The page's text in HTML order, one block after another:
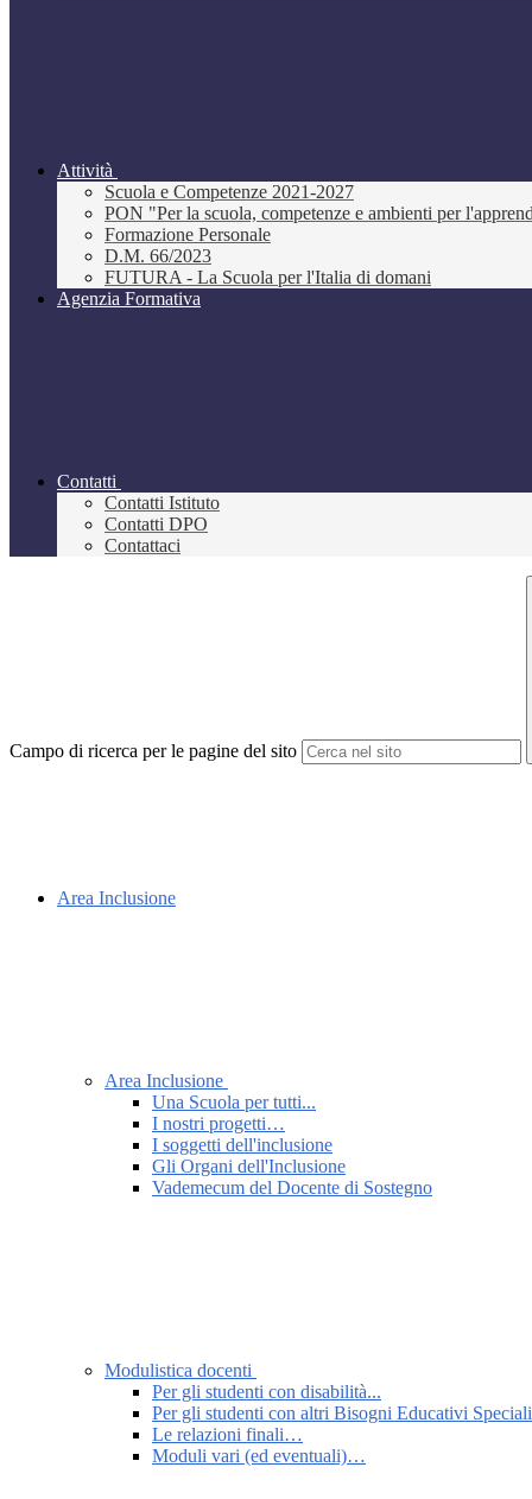
Attività
Scuola e Competenze 2021-2027
PON "Per la scuola, competenze e ambienti per
Formazione Personale
D.M. 66/2023
FUTURA - La Scuola per l'Italia di domani
Agenzia Formativa
Contatti
Contatti Istituto
Contatti DPO
Contattaci
Campo di ricerca per le pagine del sito
Area Inclusione
Area Inclusione
Una Scuola per tutti...
I nostri progetti…
I soggetti dell'inclusione
Gli Organi dell'Inclusione
Vademecum del Docente di Sostegno
Modulistica docenti
Per gli studenti con disabilità...
Per gli studenti con altri Bisogni Educativi
Le relazioni finali…
Moduli vari (ed eventuali)…